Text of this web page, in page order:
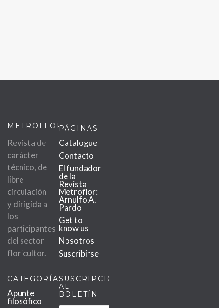
METROFLOR
Revista de
carácter
técnico, de
libre
circulación
y dirigida a
los
participantes
del sector
floricultor.
PÁGINAS
Catalogue
Contacto
El fundador
de la
Revista
Metroflor:
Arnulfo A.
Pardo
Get to
know us
Nosotros
Suscribirse
CATEGORÍAS
Apunte
filosófico
SUSCRIPCIÓN
AL
BOLETÍN